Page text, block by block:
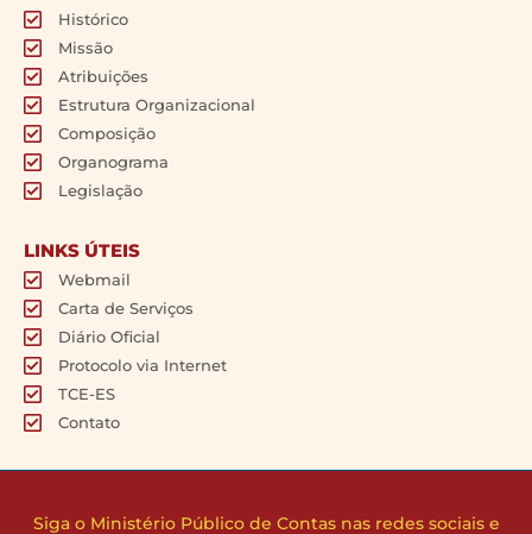
Histórico
Missão
Atribuições
Estrutura Organizacional
Composição
Organograma
Legislação
LINKS ÚTEIS
Webmail
Carta de Serviços
Diário Oficial
Protocolo via Internet
TCE-ES
Contato
Siga o Ministério Público de Contas nas redes sociais e